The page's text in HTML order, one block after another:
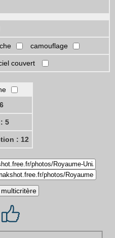
camouflage
couvert
5
: 12